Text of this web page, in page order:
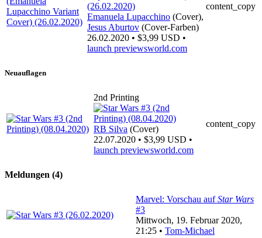
Emanuela Lupacchino (Cover),
Jesus Aburtov (Cover-Farben)
26.02.2020 • $3,99 USD •
launch previewsworld.com
content_copy
Neuauflagen
2nd Printing
RB Silva (Cover)
22.07.2020 • $3,99 USD •
launch previewsworld.com
content_copy
Meldungen (4)
Marvel: Vorschau aufStar Wars
#3
Mittwoch, 19. Februar 2020,
21:25 • Tom-Michael